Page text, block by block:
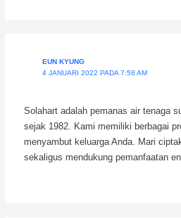
EUN KYUNG
4 JANUARI 2022 PADA 7:58 AM
Solahart adalah pemanas air tenaga
sejak 1982. Kami memiliki berbagai
menyambut keluarga Anda. Mari
sekaligus mendukung pemanfaatan